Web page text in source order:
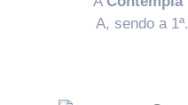
A, sendo a